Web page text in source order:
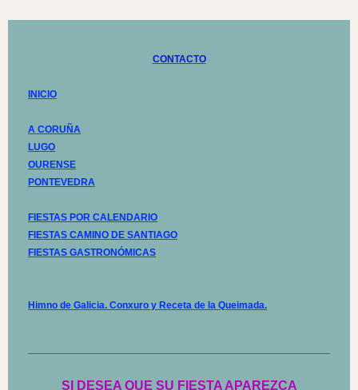
CONTACTO
INICIO
A CORUÑA
LUGO
OURENSE
PONTEVEDRA
FIESTAS POR CALENDARIO
FIESTAS CAMINO DE SANTIAGO
FIESTAS GASTRONÓMICAS
Himno de Galicia. Conxuro y Receta de la Queimada.
SI DESEA QUE SU FIESTA APAREZCA